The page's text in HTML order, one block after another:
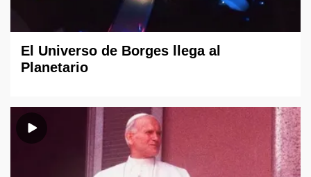
El Universo de Borges llega al
Planetario